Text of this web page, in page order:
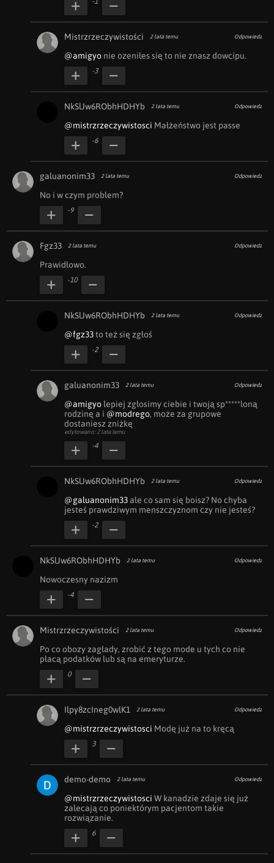
Mistrzrzeczywistości 2 lata temu Odpowiedz
@amigyo nie ozeniłes się to nie znasz dowcipu.
-3
NkSlJw6RObhHDHYb 2 lata temu Odpowiedz
@mistrzrzeczywistosci Małżeństwo jest passe
-6
galuanonim33 2 lata temu Odpowiedz
No i w czym problem?
-9
Fgz33 2 lata temu Odpowiedz
Prawidłowo.
-10
NkSlJw6RObhHDHYb 2 lata temu Odpowiedz
@fgz33 to też się zgłoś
-2
galuanonim33 2 lata temu Odpowiedz
@amigyo lepiej zgłosimy ciebie i twoją sp*****loną
rodzinę a i @modrego, może za grupowe
dostaniesz zniżkę
edytowano: 2 lata temu
-4
NkSlJw6RObhHDHYb 2 lata temu Odpowiedz
@galuanonim33 ale co sam się boisz? No chyba
jesteś prawdziwym menszczyznom czy nie jesteś?
-2
NkSlJw6RObhHDHYb 2 lata temu Odpowiedz
Nowoczesny nazizm
-4
Mistrzrzeczywistości 2 lata temu Odpowiedz
Po co obozy zagłady, zrobić z tego mode u tych co nie
płacą podatków lub są na emeryturze.
0
Ilpy8zcIneg0wlK1 2 lata temu Odpowiedz
@mistrzrzeczywistosci Modę już na to kręcą
3
demo-demo 2 lata temu Odpowiedz
@mistrzrzeczywistosci W kanadzie zdaje się już
zalecają co poniektórym pacjentom takie
rozwiązanie.
6